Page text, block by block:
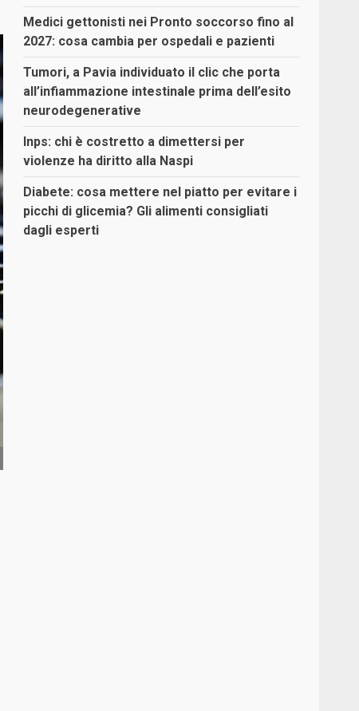
Medici gettonisti nei Pronto soccorso fino al
2027: cosa cambia per ospedali e pazienti
Tumori, a Pavia individuato il clic che porta
all’infiammazione intestinale prima dell’esito
neurodegenerative
Inps: chi è costretto a dimettersi per
violenze ha diritto alla Naspi
Diabete: cosa mettere nel piatto per evitare i
picchi di glicemia? Gli alimenti consigliati
dagli esperti